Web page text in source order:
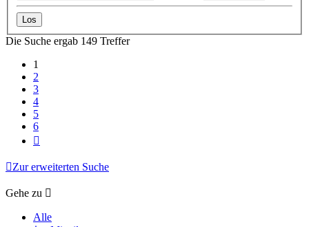
Die Suche ergab 149 Treffer
1
2
3
4
5
6
Zur erweiterten Suche
Gehe zu
Alle